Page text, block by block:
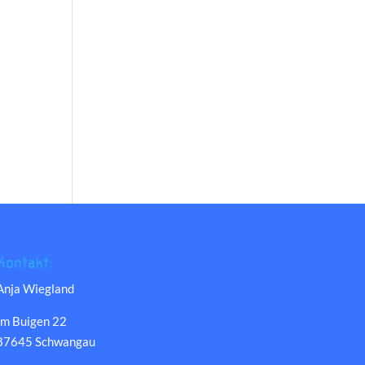
Wiegland
Buigen 22
Schwangau